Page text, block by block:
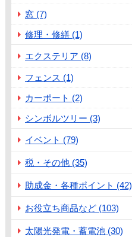
窓 (7)
修理・修繕 (1)
エクステリア (8)
フェンス (1)
カーポート (2)
シンボルツリー (3)
イベント (79)
税・その他 (35)
助成金・各種ポイント (42)
お役立ち商品など (103)
太陽光発電・蓄電池 (30)